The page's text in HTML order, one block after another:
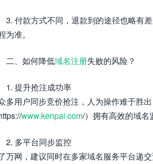
3. 付款方式不同，退款到的途径也略有
为准。
二、如何降低域名注册失败的风险？
1. 提升抢注成功率
多用户同步竞价抢注，人为操作难于胜
www.kenpai.com/）拥有高效的域名
2. 多平台同步监控
万网，建议同时在多家域名服务平台递交